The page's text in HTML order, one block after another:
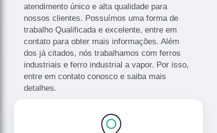
atendimento único e alta qualidade para
nossos clientes. Possuímos uma forma de
trabalho Qualificada e excelente, entre em
contato para obter mais informações. Além
dos já citados, nós trabalhamos com ferros
industriais e ferro industrial a vapor. Por isso,
entre em contato conosco e saiba mais
detalhes.